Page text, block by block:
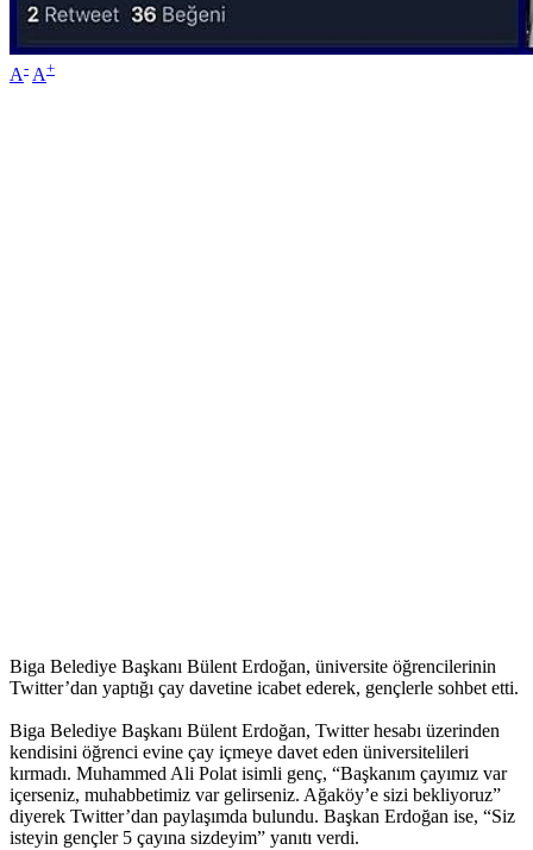
A- A+
Biga Belediye Başkanı Bülent Erdoğan, üniversite öğrencilerinin
Twitter’dan yaptığı çay davetine icabet ederek, gençlerle sohbet etti.
Biga Belediye Başkanı Bülent Erdoğan, Twitter hesabı üzerinden
kendisini öğrenci evine çay içmeye davet eden üniversitelileri
kırmadı. Muhammed Ali Polat isimli genç, “Başkanım çayımız var
içerseniz, muhabbetimiz var gelirseniz. Ağaköy’e sizi bekliyoruz”
diyerek Twitter’dan paylaşımda bulundu. Başkan Erdoğan ise, “Siz
isteyin gençler 5 çayına sizdeyim” yanıtı verdi.